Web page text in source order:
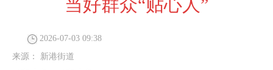
当好群众“贴心人”
2026-07-03 09:38
来源： 新港街道